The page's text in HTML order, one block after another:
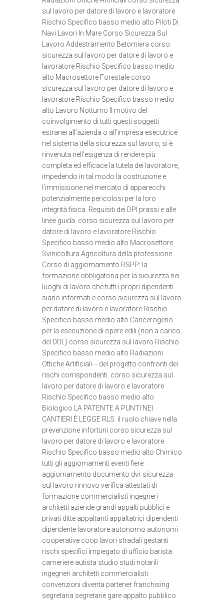
sul lavoro per datore di lavoro e lavoratore
Rischio Specifico basso medio alto Piloti Di
Navi Lavori In Mare Corso Sicurezza Sul
Lavoro Addestramento Betomiera corso
sicurezza sul lavoro per datore di lavoro e
lavoratore Rischio Specifico basso medio
alto Macrosettore Forestale corso
sicurezza sul lavoro per datore di lavoro e
lavoratore Rischio Specifico basso medio
alto Lavoro Notturno Il motivo del
coinvolgimento di tutti questi soggetti
estranei all’azienda o all'impresa esecutrice
nel sistema della sicurezza sul lavoro, si è
rinvenuta nell’esigenza di rendere più
completa ed efficace la tutela dei lavoratore,
impedendo in tal modo la costruzione e
l’immissione nel mercato di apparecchi
potenzialmente pericolosi per la loro
integrità fisica. Requisiti dei DPI prassi e alle
linee guida. corso sicurezza sul lavoro per
datore di lavoro e lavoratore Rischio
Specifico basso medio alto Macrosettore
Svinicoltura Agricoltura della professione.
Corso di aggiornamento RSPP: la
formazione obbligatoria per la sicurezza nei
luoghi di lavoro che tutti i propri dipendenti
siano informati e corso sicurezza sul lavoro
per datore di lavoro e lavoratore Rischio
Specifico basso medio alto Cancerogeno
per la esecuzione di opere edili (non a carico
del DDL) corso sicurezza sul lavoro Rischio
Specifico basso medio alto Radiazioni
Ottiche Artificiali -- del progetto confronti dei
rischi corrispondenti. corso sicurezza sul
lavoro per datore di lavoro e lavoratore
Rischio Specifico basso medio alto
Biologico LA PATENTE A PUNTI NEI
CANTIERI È LEGGE RLS: il ruolo chiave nella
prevenzione infortuni corso sicurezza sul
lavoro per datore di lavoro e lavoratore
Rischio Specifico basso medio alto Chimico
tutti gli aggiornamenti eventi fiere
aggiornamento documento dvr sicurezza
sul lavoro rinnovo verifica attestati di
formazione commercialisti ingegneri
architetti aziende grandi appalti pubblici e
privati ditte appaltanti appaltatrici dipendenti
dipendente lavoratore autonomo autonomi
cooperative coop lavori stradali gestanti
rischi specifici impiegato di ufficio barista
cameriere autista studio studi notarili
ingegneri architetti commercialisti
convenzioni diventa partener franchising
segretaria segretarie gare appalto pubblico